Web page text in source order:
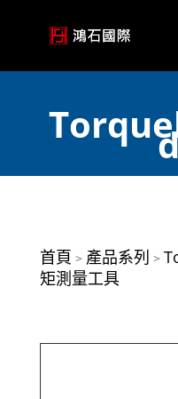
首頁 > 產品系列 >
矩測量工具